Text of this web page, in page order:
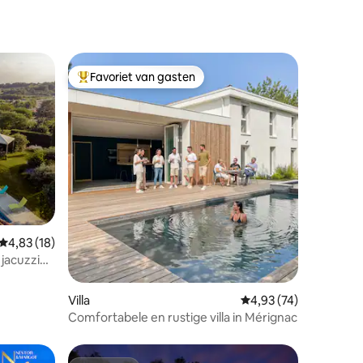
beoordeling van 4,83 op 5, 18 recensies
4,83 (18)
Topfavoriet van gasten
Favoriet van gasten
Villa Gemiddelde
4,93 (74)
Comfortabele en rustige villa in Mérignac